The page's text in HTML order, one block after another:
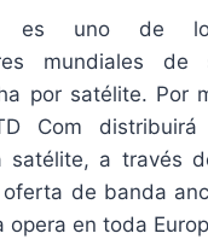
es uno de los
mundiales de
por satélite. Por
Com
satélite, a través
de banda
opera en toda